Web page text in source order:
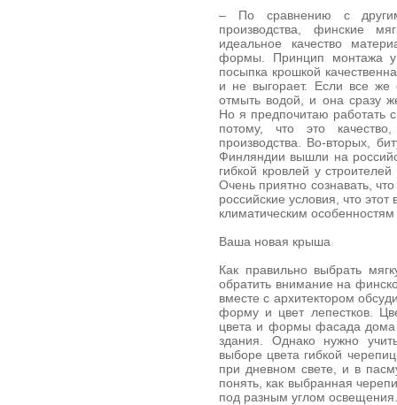
– По сравнению с
производства, финские
идеальное качество
формы. Принцип монтажа у
посыпка крошкой
и не выгорает. Если все же
отмыть водой, и она сразу
Но я предпочитаю работать
потому, что это
производства. Во-вторых,
Финляндии вышли на
гибкой кровлей у
Очень приятно сознавать,
российские условия, что
климатическим
Ваша новая крыша
Как правильно выбрать
обратить внимание на
вместе с архитектором
форму и цвет лепестков.
цвета и формы фасада дома
здания. Однако нужно
выборе цвета гибкой
при дневном свете, и в
понять, как выбранная
под разным углом освещения.